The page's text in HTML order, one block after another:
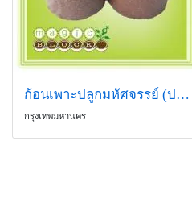
ก้อนเพาะปลูกมหัศจรรย์ (ปลูกพืชไร้ดิน)
กรุงเทพมหานคร